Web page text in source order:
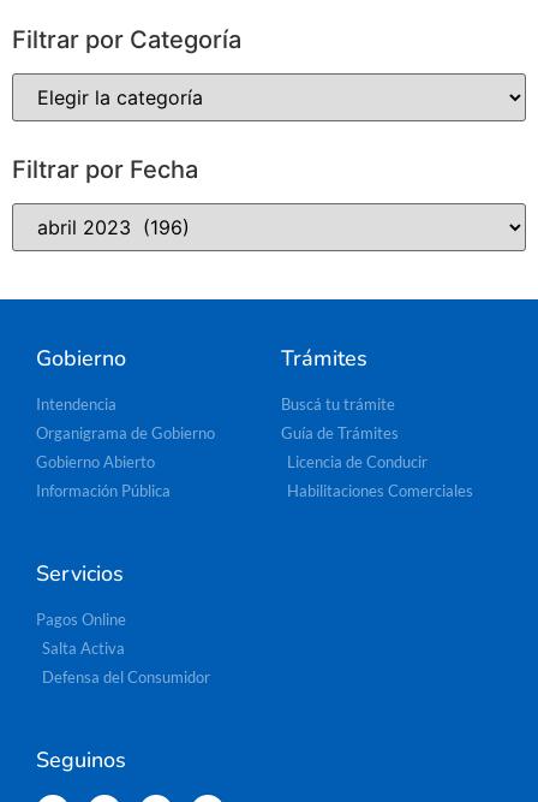
Filtrar por Categoría
Filtrar por Fecha
Gobierno
Intendencia
Organigrama de Gobierno
Gobierno Abierto
Información Pública
Trámites
Buscá tu trámite
Guía de Trámites
Licencia de Conducir
Habilitaciones Comerciales
Servicios
Pagos Online
Salta Activa
Defensa del Consumidor
Seguinos